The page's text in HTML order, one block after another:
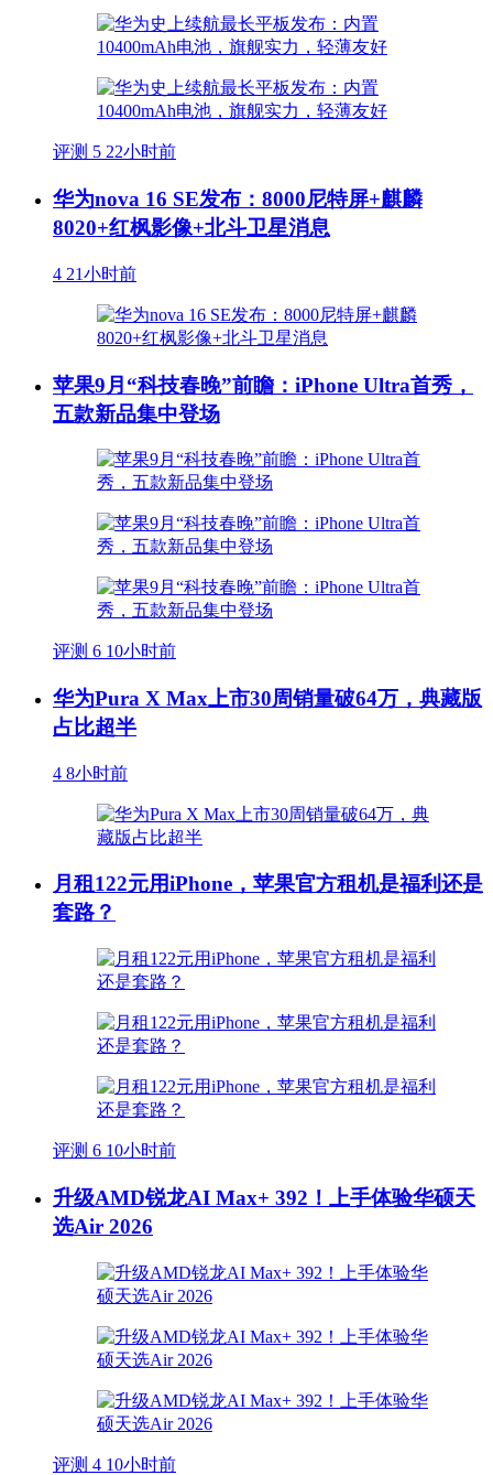
评测 5 22小时前
华为nova 16 SE发布：8000尼特屏+麒麟
8020+红枫影像+北斗卫星消息
4 21小时前
苹果9月“科技春晚”前瞻：iPhone Ultra首秀，
五款新品集中登场
评测 6 10小时前
华为Pura X Max上市30周销量破64万，典藏版
占比超半
4 8小时前
月租122元用iPhone，苹果官方租机是福利还是
套路？
评测 6 10小时前
升级AMD锐龙AI Max+ 392！上手体验华硕天
选Air 2026
评测 4 10小时前